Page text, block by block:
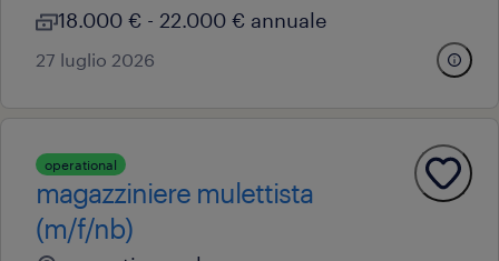
18.000 € - 22.000 € annuale
27 luglio 2026
operational
magazziniere mulettista
(m/f/nb)